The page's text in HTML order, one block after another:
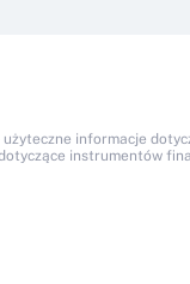
informacje
instrumentów